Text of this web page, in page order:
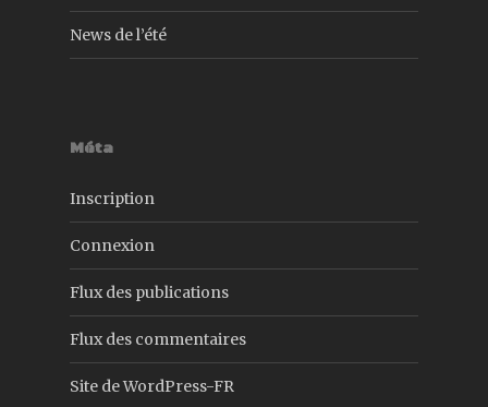
News de l’été
Méta
Inscription
Connexion
Flux des publications
Flux des commentaires
Site de WordPress-FR